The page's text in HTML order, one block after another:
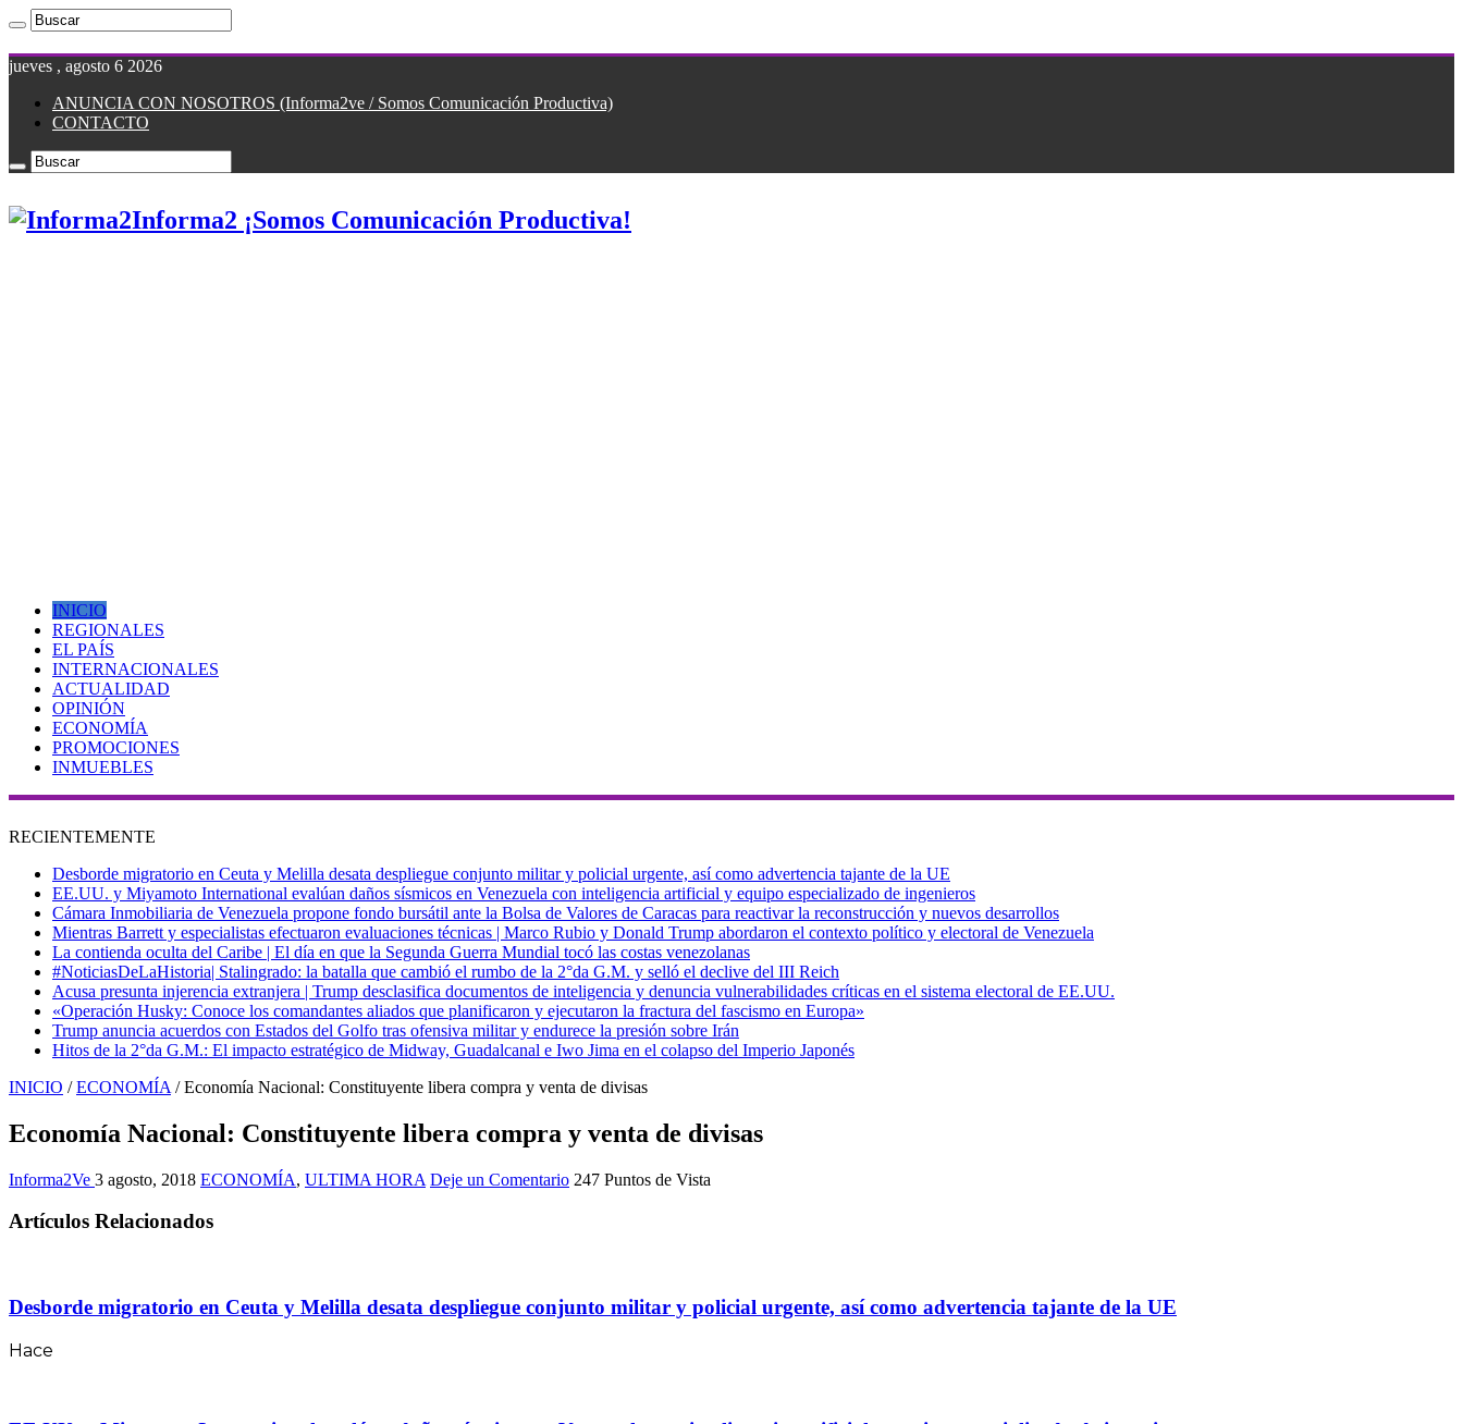
jueves , agosto 6 2026
ANUNCIA CON NOSOTROS (Informa2ve / Somos Comunicación Productiva)
CONTACTO
Informa2 ¡Somos Comunicación Productiva!
INICIO
REGIONALES
EL PAÍS
INTERNACIONALES
ACTUALIDAD
OPINIÓN
ECONOMÍA
PROMOCIONES
INMUEBLES
RECIENTEMENTE
Desborde migratorio en Ceuta y Melilla desata despliegue conjunto militar y policial urgente, así como advertencia tajante de la UE
EE.UU. y Miyamoto International evalúan daños sísmicos en Venezuela con inteligencia artificial y equipo especializado de ingenieros
Cámara Inmobiliaria de Venezuela propone fondo bursátil ante la Bolsa de Valores de Caracas para reactivar la reconstrucción y nuevos desarrollos
Mientras Barrett y especialistas efectuaron evaluaciones técnicas | Marco Rubio y Donald Trump abordaron el contexto político y electoral de Venezuela
La contienda oculta del Caribe | El día en que la Segunda Guerra Mundial tocó las costas venezolanas
#NoticiasDeLaHistoria| Stalingrado: la batalla que cambió el rumbo de la 2°da G.M. y selló el declive del III Reich
Acusa presunta injerencia extranjera | Trump desclasifica documentos de inteligencia y denuncia vulnerabilidades críticas en el sistema electoral de EE.UU.
«Operación Husky: Conoce los comandantes aliados que planificaron y ejecutaron la fractura del fascismo en Europa»
Trump anuncia acuerdos con Estados del Golfo tras ofensiva militar y endurece la presión sobre Irán
Hitos de la 2°da G.M.: El impacto estratégico de Midway, Guadalcanal e Iwo Jima en el colapso del Imperio Japonés
INICIO / ECONOMÍA / Economía Nacional: Constituyente libera compra y venta de divisas
Economía Nacional: Constituyente libera compra y venta de divisas
Informa2Ve 3 agosto, 2018 ECONOMÍA, ULTIMA HORA Deje un Comentario 247 Puntos de Vista
Artículos Relacionados
Desborde migratorio en Ceuta y Melilla desata despliegue conjunto militar y policial urgente, así como advertencia tajante de la UE
Hace